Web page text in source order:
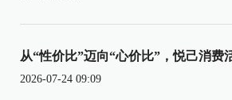
从“性价比”迈向“心价比”，悦己消费
2026-07-24 09:09